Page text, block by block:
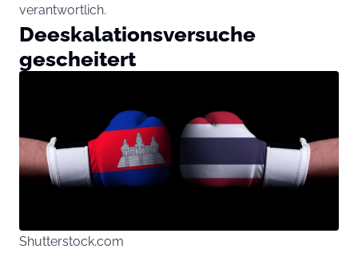
verantwortlich.
Deeskalationsversuche
gescheitert
Shutterstock.com